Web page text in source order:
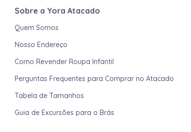
Sobre a Yora Atacado
Quem Somos
Nosso Endereço
Como Revender Roupa Infantil
Perguntas Frequentes para Comprar no Atacado
Tabela de Tamanhos
Guia de Excursões para o Brás